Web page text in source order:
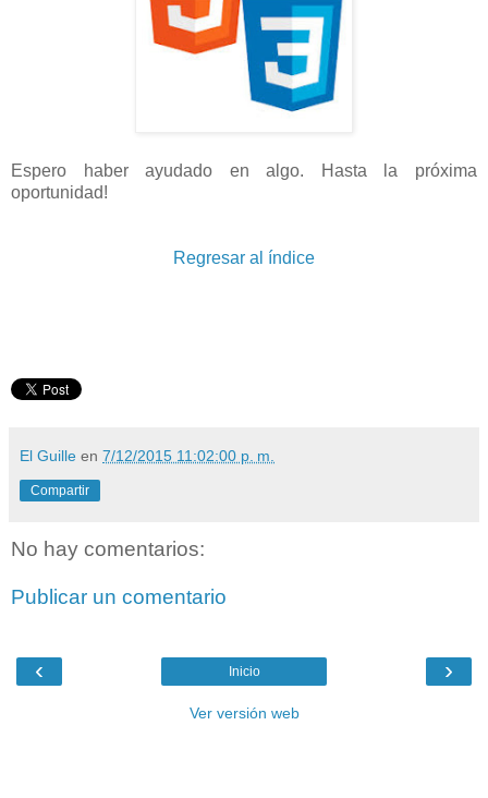
Espero haber ayudado en algo. Hasta la próxima
oportunidad!
Regresar al índice
El Guille en 7/12/2015 11:02:00 p. m.
Compartir
No hay comentarios:
Publicar un comentario
‹ ›
Inicio
Ver versión web